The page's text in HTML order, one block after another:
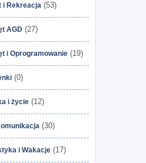
i Rekreacja (53)
AGD (27)
i Oprogramowanie (19)
(0)
i życie (12)
(30)
i Wakacje (17)